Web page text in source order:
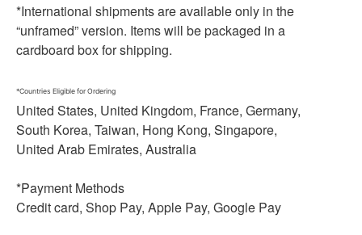
*International shipments are available only in the
“unframed” version. Items will be packaged in a
cardboard box for shipping.
*Countries Eligible for Ordering
United States, United Kingdom, France, Germany,
South Korea, Taiwan, Hong Kong, Singapore,
United Arab Emirates, Australia
*Payment Methods
Credit card, Shop Pay, Apple Pay, Google Pay